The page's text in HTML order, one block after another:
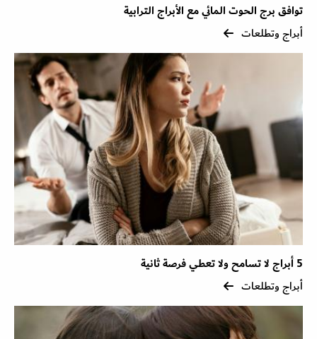
توافق برج الحوت المائي مع الأبراج الترابية
أبراج وتطلعات
5 أبراج لا تسامح ولا تعطي فرصة ثانية
أبراج وتطلعات